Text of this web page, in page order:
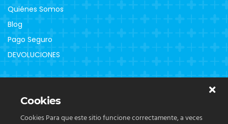
Quiénes Somos
Blog
Pago Seguro
DEVOLUCIONES
Contacto
Cookies
Cookies Para que este sitio funcione correctamente, a veces